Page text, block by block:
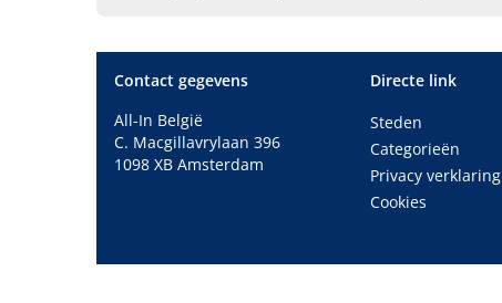
Contact gegevens
All-In België
C. Macgillavrylaan 396
1098 XB Amsterdam
Directe link
Steden
Categorieën
Privacy verklaring
Cookies